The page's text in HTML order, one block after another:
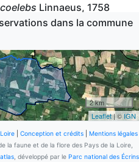
Linnaeus, 1758
en
familier
rubecula(Linnaeus, 1758)
en2019 Fiche espèce
des clochers
(Scopoli, 1769)
dans la commune
2 km
Leaflet| ©IGN
Conception et crédits
Mentions légales
la faune et de la flore des Pays de la Loire,
, développé par le Parc national des Écrins